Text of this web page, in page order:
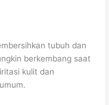
tubuh dan
berkembang saat
kulit dan